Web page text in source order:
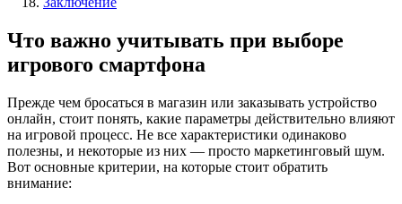
Что важно учитывать при выборе
игрового смартфона
Прежде чем бросаться в магазин или заказывать устройство
онлайн, стоит понять, какие параметры действительно влияют
на игровой процесс. Не все характеристики одинаково
полезны, и некоторые из них — просто маркетинговый шум.
Вот основные критерии, на которые стоит обратить
внимание: